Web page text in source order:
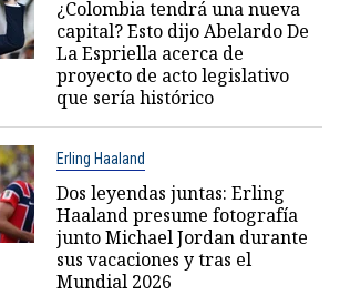
¿Colombia tendrá una nueva
capital? Esto dijo Abelardo De
La Espriella acerca de
proyecto de acto legislativo
que sería histórico
Erling Haaland
Dos leyendas juntas: Erling
Haaland presume fotografía
junto Michael Jordan durante
sus vacaciones y tras el
Mundial 2026